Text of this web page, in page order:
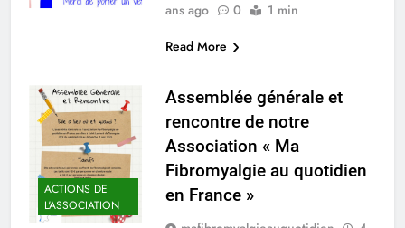
ans ago
0
1 min
Read More
ACTIONS DE
L'ASSOCIATION
Assemblée générale et
rencontre de notre
Association « Ma
Fibromyalgie au quotidien
en France »